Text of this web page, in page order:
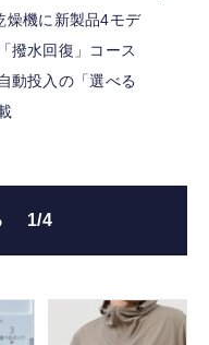
燥機に新製品4モデ
撥水回復」コース
動投入の「選べる
1/4